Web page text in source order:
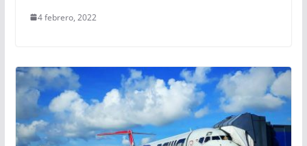
4 febrero, 2022